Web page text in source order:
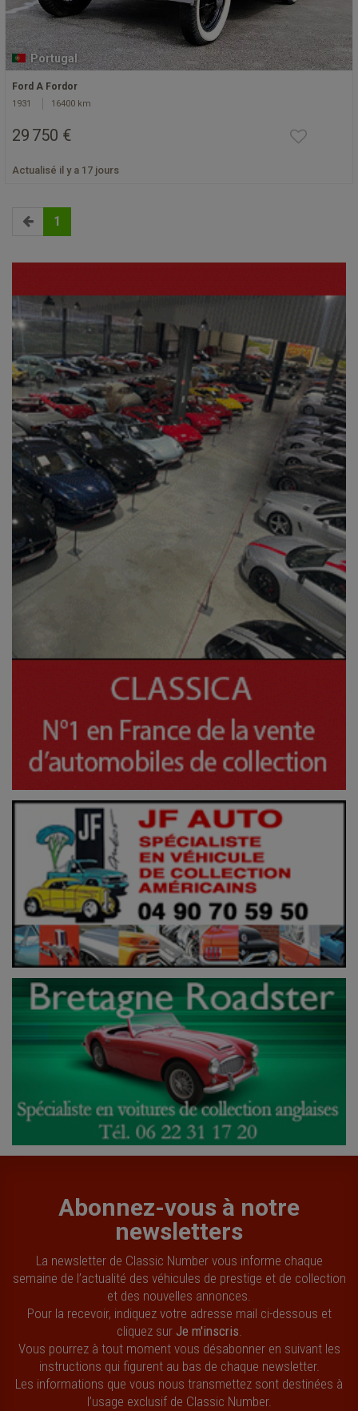
Portugal
Ford A Fordor
1931 16400 km
29 750 €
Actualisé il y a 17 jours
1
Abonnez-vous à notre
newsletters
La newsletter de Classic Number vous informe chaque
semaine de l’actualité des véhicules de prestige et de collection
et des nouvelles annonces.
Pour la recevoir, indiquez votre adresse mail ci-dessous et
cliquez sur Je m'inscris.
Vous pourrez à tout moment vous désabonner en suivant les
instructions qui figurent au bas de chaque newsletter.
Les informations que vous nous transmettez sont destinées à
l’usage exclusif de Classic Number.